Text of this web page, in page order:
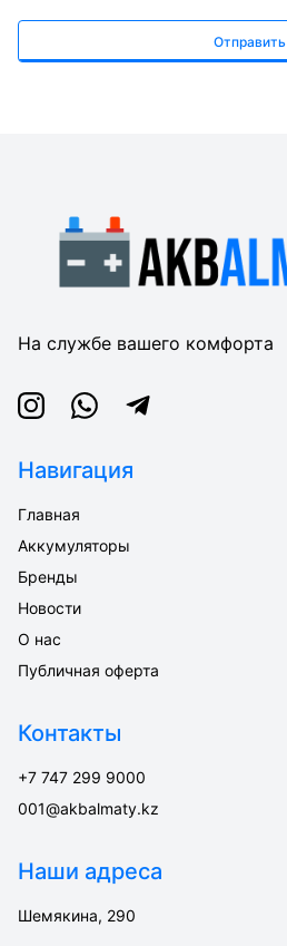
Отправить
На службе вашего комфорта
InstagramWhatsappTelegram
Навигация
Главная
Аккумуляторы
Бренды
Новости
О нас
Публичная оферта
Контакты
+7 747 299 9000
001@akbalmaty.kz
Наши адреса
Шемякина, 290